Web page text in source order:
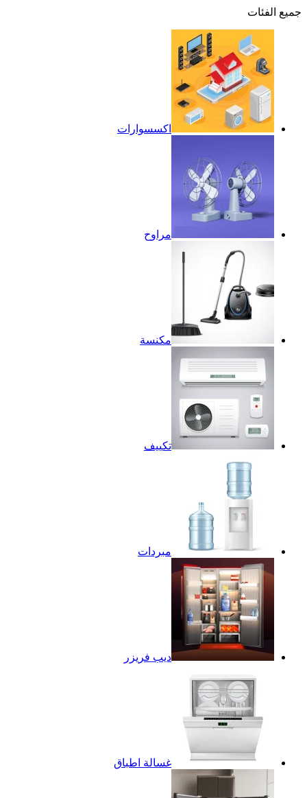
جميع الفئات
اكسسوارات
مراوح
مكنسة
تكييف
مبردات
ديب فريزر
غسالة اطباق